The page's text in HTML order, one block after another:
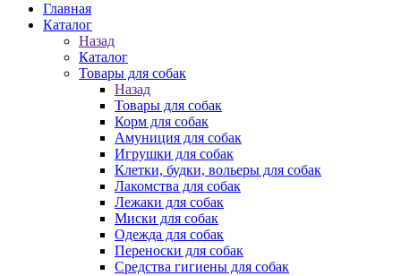
Главная
Каталог
Назад
Каталог
Товары для собак
Назад
Товары для собак
Корм для собак
Амуниция для собак
Игрушки для собак
Клетки, будки, вольеры для собак
Лакомства для собак
Лежаки для собак
Миски для собак
Одежда для собак
Переноски для собак
Средства гигиены для собак